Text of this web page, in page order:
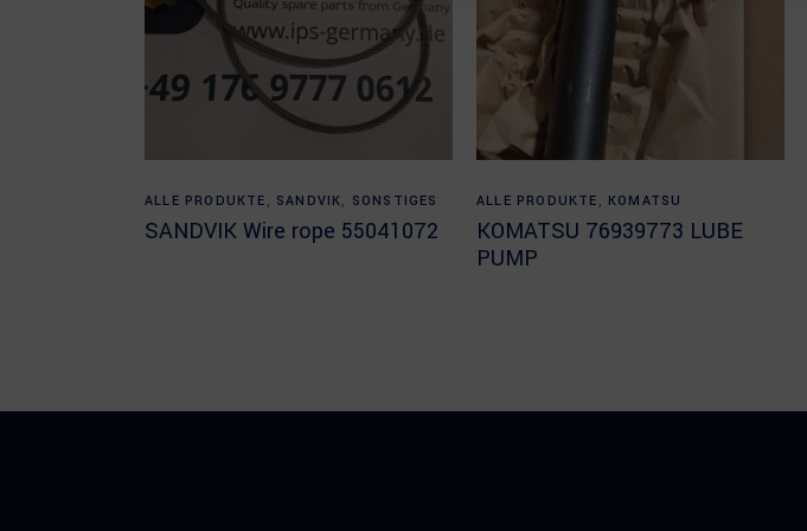
Read more
ALLE PRODUKTE , SANDVIK, SONSTIGES
SANDVIK Wire rope 55041072
Read more
ALLE PRODUKTE , KOMATSU
KOMATSU 76939773 LUBE
PUMP